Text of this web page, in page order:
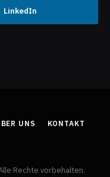
LinkedIn
UNS
KONTAKT
Rechte vorbehalten.